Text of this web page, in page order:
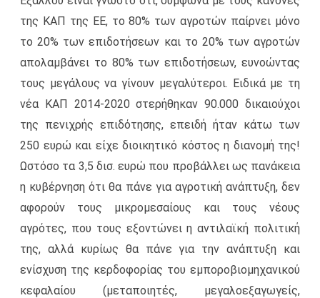
της ΚΑΠ της ΕΕ, το 80% των αγροτών παίρνει μόνο
το 20% των επιδοτήσεων και το 20% των αγροτών
απολαμβάνει το 80% των επιδοτήσεων, ευνοώντας
τους μεγάλους να γίνουν μεγαλύτεροι. Ειδικά με τη
νέα ΚΑΠ 2014-2020 στερήθηκαν 90.000 δικαιούχοι
της πενιχρής επιδότησης, επειδή ήταν κάτω των
250 ευρώ και είχε διοικητικό κόστος η διανομή της!
Ωστόσο τα 3,5 δισ. ευρώ που προβάλλει ως πανάκεια
η κυβέρνηση ότι θα πάνε για αγροτική ανάπτυξη, δεν
αφορούν τους μικρομεσαίους και τους νέους
αγρότες, που τους εξοντώνει η αντιλαϊκή πολιτική
της, αλλά κυρίως θα πάνε για την ανάπτυξη και
ενίσχυση της κερδοφορίας του εμποροβιομηχανικού
κεφαλαίου (μεταποιητές, μεγαλοεξαγωγείς,